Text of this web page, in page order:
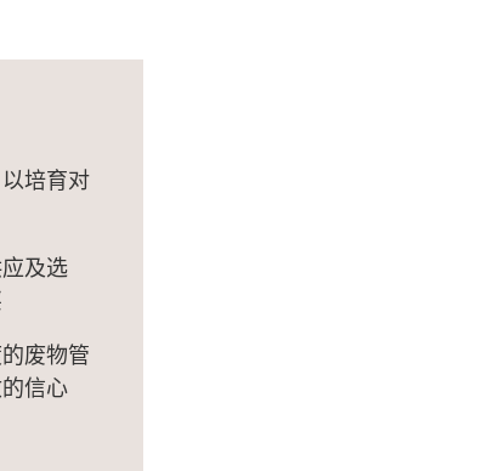
培育对
及选
废物管
信心